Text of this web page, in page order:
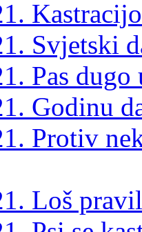
Svjetski
Pas
Godinu
Protiv
Loš